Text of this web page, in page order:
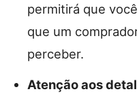
permitirá que
que um
perceber.
Atenção aos